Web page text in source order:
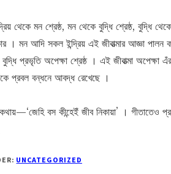
থেকে মন শ্রেষ্ঠ, মন থেকে বুদ্ধি শ্রেষ্ঠ, বুদ্ধি
। মন আদি সকল ইন্দ্রিয় এই জীবাত্মার আজ্ঞা
প্রভৃতি অপেক্ষা শ্রেষ্ঠ । এই জীবাত্মা
প্রবল বন্ধনে আবদ্ধ রেখেছে ।
বস কীন্হেইঁ জীব নিকায়া’ । গীতাতেও
UNCATEGORIZED